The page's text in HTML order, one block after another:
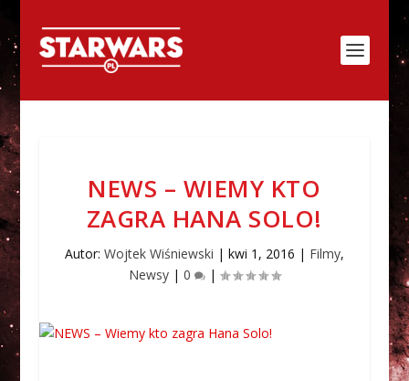
NEWS – WIEMY KTO
ZAGRA HANA SOLO!
Autor: Wojtek Wiśniewski | kwi 1, 2016 | Filmy,
Newsy| 0 |